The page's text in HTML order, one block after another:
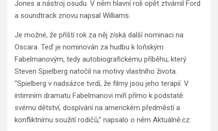
Jones a nástroj osudu. V něm hlavní roli opět ztvárnil Ford
a soundtrack znovu napsal Williams.
Je možné, že příští rok za něj získá další nominaci na
Oscara. Teď je nominován za hudbu k loňským
Fabelmanovým, tedy autobiografickému příběhu, který
Steven Spielberg natočil na motivy vlastního života.
“Spielberg v nadsázce tvrdí, že filmy jsou jeho terapií. V
intimním dramatu Fabelmanovi míří přímo k podstatě:
svému dětství, dospívání na americkém předměstí a
konfliktnímu soužití rodičů,” napsalo o něm Aktuálně.cz.